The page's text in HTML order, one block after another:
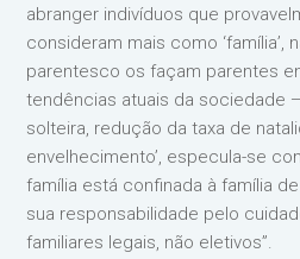
abranger indivíduos que
consideram mais como
parentesco os façam parentes
tendências atuais da sociedade
solteira, redução da taxa de
envelhecimento’, especula-se
família está confinada à família
sua responsabilidade pelo
familiares legais, não eletivos”.